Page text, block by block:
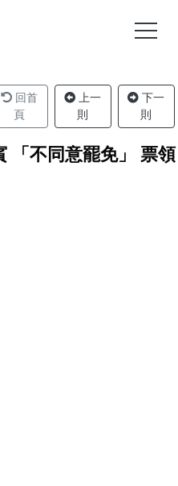
回首
頁
上一
則
下一
則
「不同意罷免」 票領